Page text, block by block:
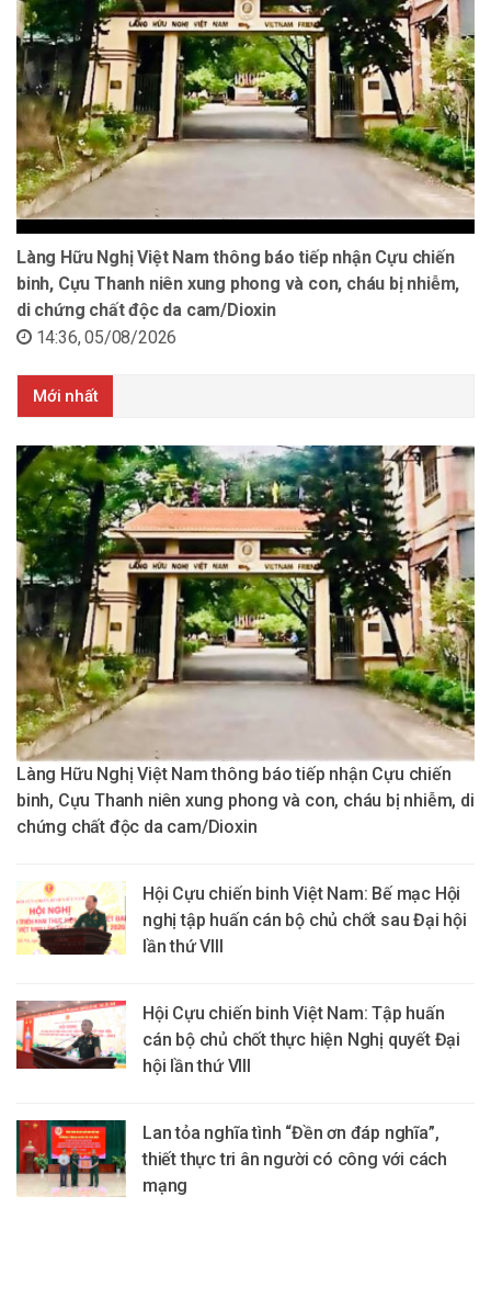
Làng Hữu Nghị Việt Nam thông báo tiếp nhận Cựu chiến
binh, Cựu Thanh niên xung phong và con, cháu bị nhiễm,
di chứng chất độc da cam/Dioxin
14:36, 05/08/2026
Mới nhất
Làng Hữu Nghị Việt Nam thông báo tiếp nhận Cựu chiến
binh, Cựu Thanh niên xung phong và con, cháu bị nhiễm, di
chứng chất độc da cam/Dioxin
Hội Cựu chiến binh Việt Nam: Bế mạc Hội
nghị tập huấn cán bộ chủ chốt sau Đại hội
lần thứ VIII
Hội Cựu chiến binh Việt Nam: Tập huấn
cán bộ chủ chốt thực hiện Nghị quyết Đại
hội lần thứ VIII
Lan tỏa nghĩa tình “Đền ơn đáp nghĩa”,
thiết thực tri ân người có công với cách
mạng